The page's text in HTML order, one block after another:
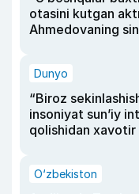
otasini kutgan
Ahmedovaning
Dunyo
“Biroz
insoniyat sun’iy
qolishidan
O‘zbekiston